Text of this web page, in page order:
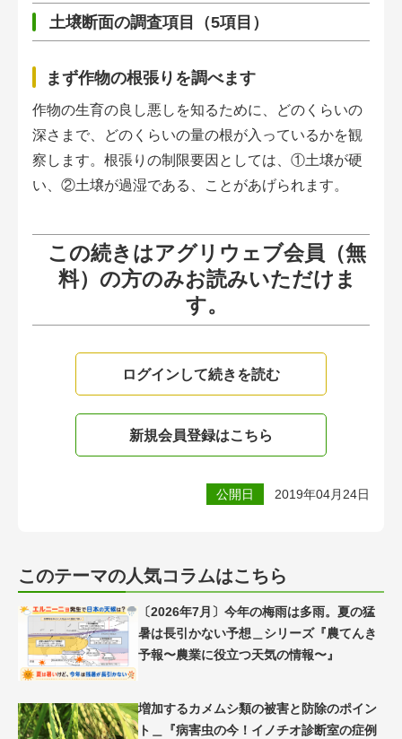
土壌断面の調査項目（5項目）
まず作物の根張りを調べます
作物の生育の良し悪しを知るために、どのくらいの
深さまで、どのくらいの量の根が入っているかを観
察します。根張りの制限要因としては、①土壌が硬
い、②土壌が過湿である、ことがあげられます。
この続きはアグリウェブ会員（無
料）の方のみお読みいただけま
す。
ログインして続きを読む
新規会員登録はこちら
公開日 2019年04月24日
このテーマの人気コラムはこちら
〔2026年7月〕今年の梅雨は多雨。夏の猛
暑は長引かない予想＿シリーズ『農てんき
予報〜農業に役立つ天気の情報〜』
増加するカメムシ類の被害と防除のポイン
ト＿『病害虫の今！イノチオ診断室の症例